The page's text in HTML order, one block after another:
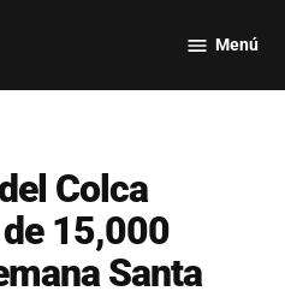
por Perú
Menú
Colca
15,000
Santa